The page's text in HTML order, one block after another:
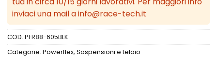
inviaci una mail a info@race-tech.it
COD: PFR88-605BLK
Categorie: Powerflex, Sospensioni e telaio